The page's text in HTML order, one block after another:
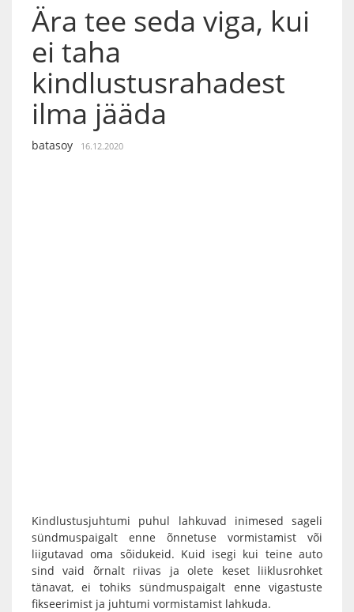
Ära tee seda viga, kui
ei taha
kindlustusrahadest
ilma jääda
batasoy 16.12.2020
Kindlustusjuhtumi puhul lahkuvad inimesed sageli
sündmuspaigalt enne õnnetuse vormistamist või
liigutavad oma sõidukeid. Kuid isegi kui teine auto
sind vaid õrnalt riivas ja olete keset liiklusrohket
tänavat, ei tohiks sündmuspaigalt enne vigastuste
fikseerimist ja juhtumi vormistamist lahkuda.